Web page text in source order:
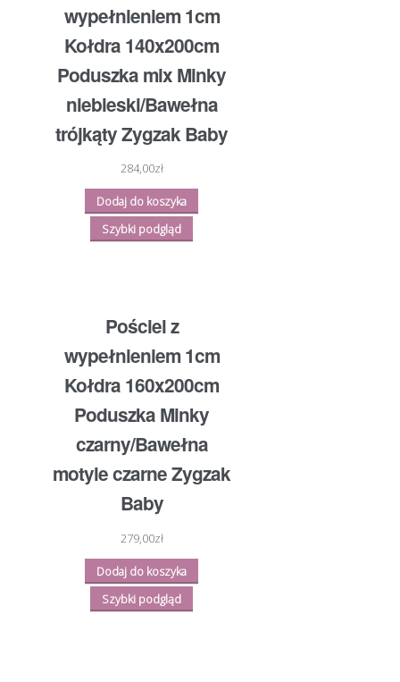
wypełnieniem 1cm
Kołdra 140x200cm
Poduszka mix Minky
niebieski/Bawełna
trójkąty Zygzak Baby
284,00zł
Dodaj do koszyka
Szybki podgląd
Pościel z
wypełnieniem 1cm
Kołdra 160x200cm
Poduszka Minky
czarny/Bawełna
motyle czarne Zygzak
Baby
279,00zł
Dodaj do koszyka
Szybki podgląd